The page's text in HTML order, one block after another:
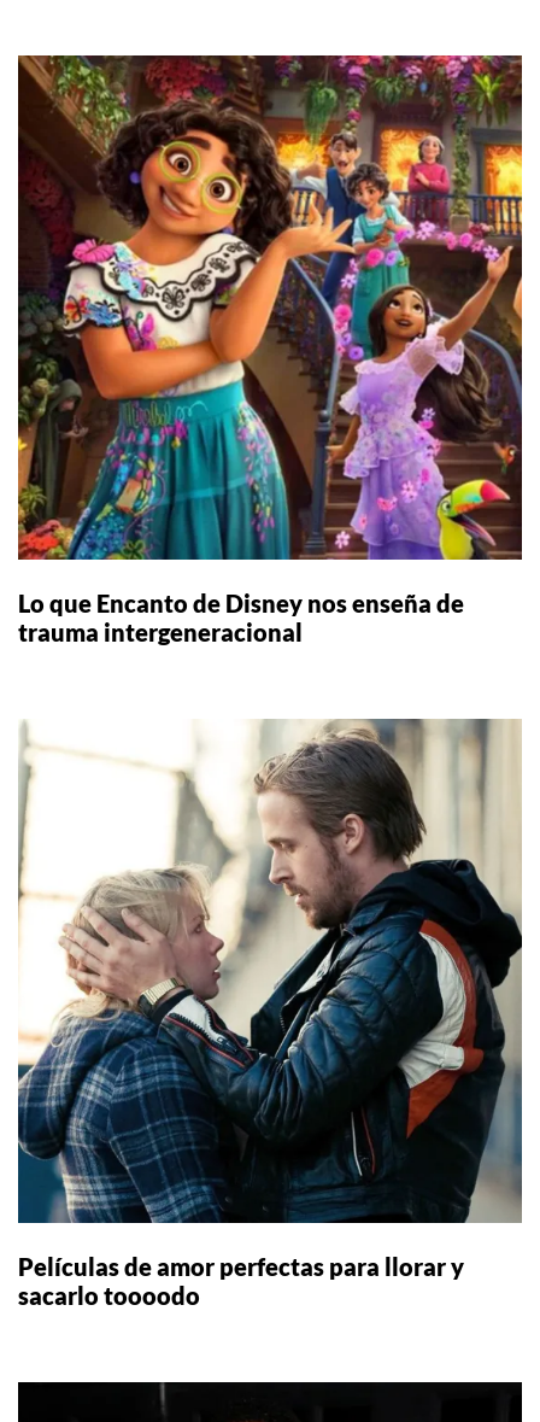
Lo que Encanto de Disney nos enseña de
trauma intergeneracional
Películas de amor perfectas para llorar y
sacarlo toooodo